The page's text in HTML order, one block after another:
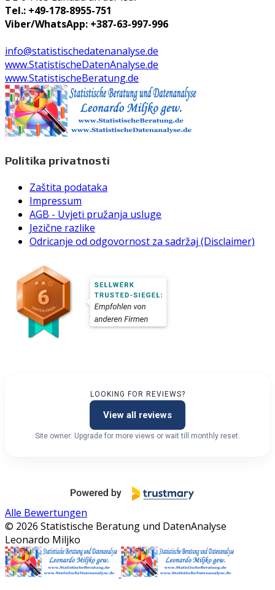
Tel.: +49-178-8955-751
Viber/WhatsApp: +387-63-997-996
info@statistischedatenanalyse.de
www.StatistischeDatenAnalyse.de
www.StatistischeBeratung.de
Politika privatnosti
Zaštita podataka
Impressum
AGB - Uvjeti pružanja usluge
Jezične razlike
Odricanje od odgovornost za sadržaj (Disclaimer)
LOOKING FOR REVIEWS?
View all reviews
Site owner: Upgrade for more views or wait till monthly reset.
Alle Bewertungen
© 2026 Statistische Beratung und DatenAnalyse
Leonardo Miljko